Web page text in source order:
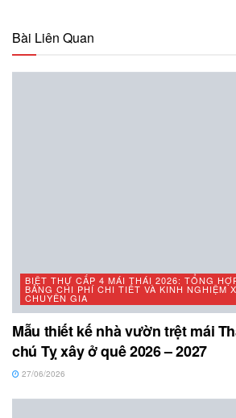
Bài Liên Quan
BIỆT THỰ CẤP 4 MÁI THÁI 2026: TỔNG
BẢNG CHI PHÍ CHI TIẾT VÀ KINH NGHIỆM
CHUYÊN GIA
Mẫu thiết kế nhà vườn trệt mái
chú Tỵ xây ở quê 2026 – 2027
27/06/2026